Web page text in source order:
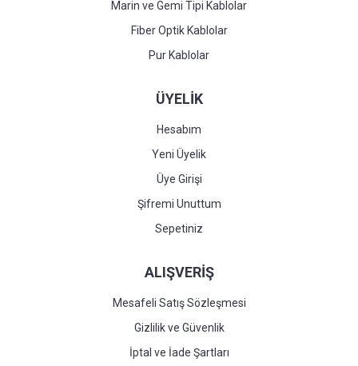
Marin ve Gemi Tipi Kablolar
Fiber Optik Kablolar
Pur Kablolar
ÜYELİK
Hesabım
Yeni Üyelik
Üye Girişi
Şifremi Unuttum
Sepetiniz
ALIŞVERİŞ
Mesafeli Satış Sözleşmesi
Gizlilik ve Güvenlik
İptal ve İade Şartları